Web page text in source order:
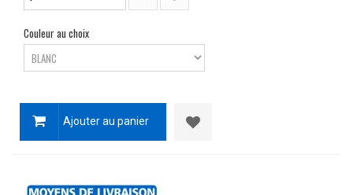
Couleur au choix
Ajouter au panier